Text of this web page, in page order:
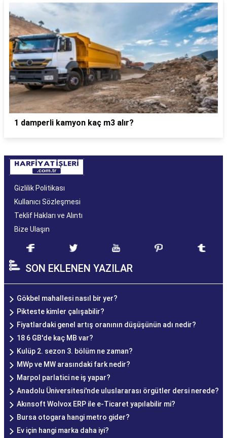
1 damperli kamyon kaç m3 alır?
Gizlilik Politikası
Kullanıcı Sözleşmesi
Teklif Hakları ve Alıntı
Bize Ulaşın
SON EKLENEN YAZILAR
Gökbel mahallesi nasıl bir yer?
Pikteste kimler çalışabilir?
Fiyatlardaki genel artış oranının düşüşünün adı nedir?
18 6 GB'de kaç MB var?
Kulüp 2. sezon 3. bölüm ne zaman?
MWp ve MW arasındaki fark nedir?
Marpol parlatici ne iş yapar?
Anadolu Üniversitesi'nde uluslararası örgütler dersi nerede?
Akınsoft Wolvox ERP ile e-Ticaret yapılabilir mi?
Bursa otogara hangi metro gider?
Ev için hangi marka daha iyi?